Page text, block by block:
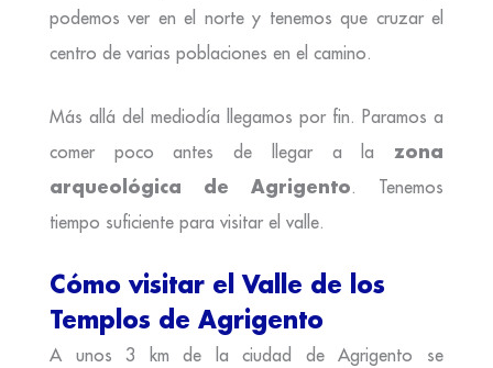
podemos ver en el norte y tenemos que cruzar el
centro de varias poblaciones en el camino.
Más allá del mediodía llegamos por fin. Paramos a
comer poco antes de llegar a la zona
arqueológica de Agrigento. Tenemos
tiempo suficiente para visitar el valle.
Cómo visitar el Valle de los
Templos de Agrigento
A unos 3 km de la ciudad de Agrigento se